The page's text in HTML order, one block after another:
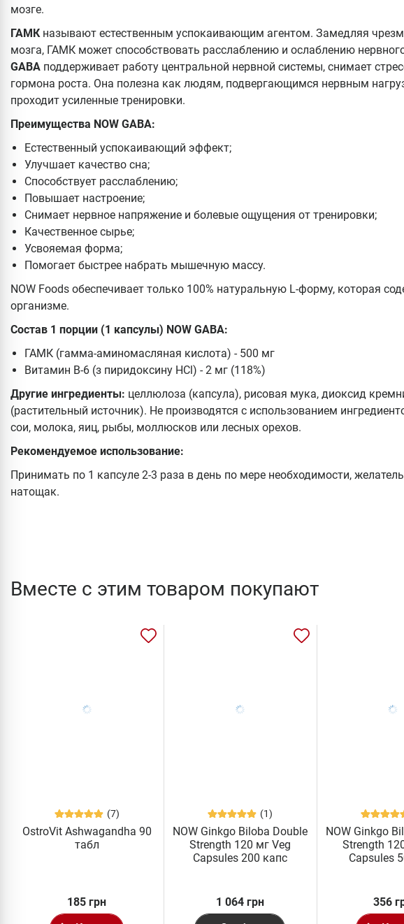
мозге.
ГАМК называют естественным успокаивающим агентом. Замедляя
мозга, ГАМК может способствовать расслаблению и ослаблению
GABA поддерживает работу центральной нервной системы, снимает
гормона роста. Она полезна как людям, подвергающимся нервным
проходит усиленные тренировки.
Преимущества NOW GABA:
Естественный успокаивающий эффект;
Улучшает качество сна;
Способствует расслаблению;
Повышает настроение;
Снимает нервное напряжение и болевые ощущения от тренировки;
Качественное сырье;
Усвояемая форма;
Помогает быстрее набрать мышечную массу.
NOW Foods обеспечивает только 100% натуральную L-форму, которая
организме.
Состав 1 порции (1 капсулы) NOW GABA:
ГАМК (гамма-аминомасляная кислота) - 500 мг
Витамин B-6 (з пиридоксину HCl) - 2 мг (118%)
Другие ингредиенты: целлюлоза (капсула), рисовая мука, диоксид
(растительный источник). Не производятся с использованием
сои, молока, яиц, рыбы, моллюсков или лесных орехов.
Рекомендуемое использование:
Принимать по 1 капсуле 2-3 раза в день по мере необходимости,
натощак.
Вместе с этим товаром покупают
(7)
OstroVit Ashwagandha 90
табл
185 грн
(1)
NOW Ginkgo Biloba Double
Strength 120 мг Veg
Capsules 200 капс
1 064 грн
NOW Ginkgo
Strength
Capsules
356